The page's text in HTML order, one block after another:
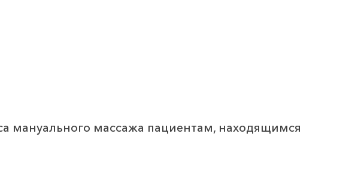
мануального массажа пациентам, находящимся